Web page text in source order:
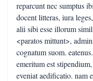
reparcunt nec sumptus
docent litteras, iura
alii sibi esse illorum
<paratos mittunt>,
cognatum suom.
emeritum est
eveniat aedificatio. nam